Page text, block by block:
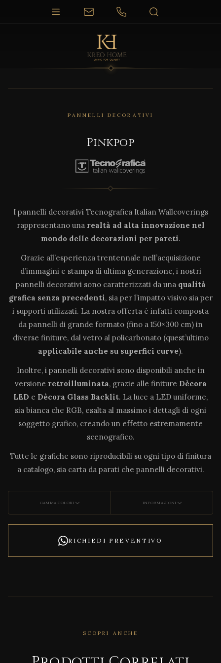
PANNELLI DECORATIVI
Pinkpop
I pannelli decorativi Tecnografica Italian Wallcoverings
rappresentano una realtà ad alta innovazione nel
mondo delle decorazioni per pareti.
Grazie all’esperienza trentennale nell’acquisizione
d’immagini e stampa di ultima generazione, i nostri
pannelli decorativi sono caratterizzati da una qualità
grafica senza precedenti, sia per l’impatto visivo sia per
i supporti utilizzati. La nostra offerta è infatti composta
da pannelli di grande formato (fino a 150×300 cm) in
diverse finiture, dal vetro al policarbonato (quest’ultimo
applicabile anche su superfici curve).
Inoltre, i pannelli decorativi sono disponibili anche in
versione retroilluminata, grazie alle finiture Dècora
LED e Dècora Glass Backlit. La luce a LED uniforme,
sia bianca che RGB, esalta al massimo i dettagli di ogni
soggetto grafico, creando un effetto estremamente
scenografico.
Tutte le grafiche sono riproducibili su ogni tipo di finitura
a catalogo, sia carta da parati che pannelli decorativi.
GAMMA COLORI INFORMAZIONI
RICHIEDI PREVENTIVO
SCOPRI ANCHE